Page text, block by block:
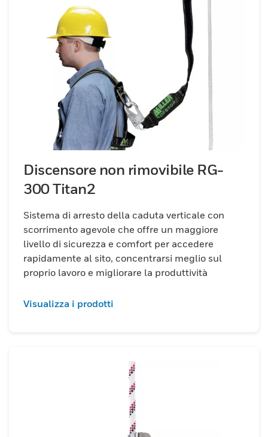
Discensore non rimovibile RG-
300 Titan2
Sistema di arresto della caduta verticale con
scorrimento agevole che offre un maggiore
livello di sicurezza e comfort per accedere
rapidamente al sito, concentrarsi meglio sul
proprio lavoro e migliorare la produttività
Visualizza i prodotti